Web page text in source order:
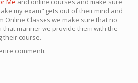
Me and online courses and make sure
my exam" gets out of their mind and
Online Classes we make sure that no
that manner we provide them with the
their course.
commenti.